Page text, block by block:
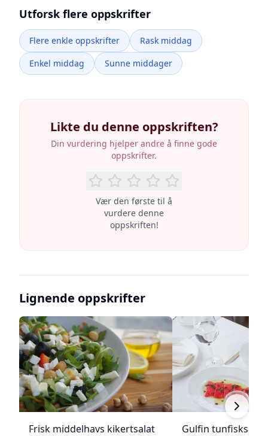
Utforsk flere oppskrifter
Flere enkle oppskrifter
Rask middag
Enkel middag
Sunne middager
Likte du denne oppskriften?
Din vurdering hjelper andre å finne gode
oppskrifter.
Vær den første til å
vurdere denne
oppskriften!
Lignende oppskrifter
Frisk middelhavs kikertsalat
Gulfin tunfisksalat